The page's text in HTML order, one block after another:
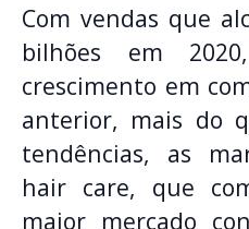
Com vendas que
bilhões em
crescimento em
anterior, mais do
tendências, as
hair care, que
maior mercado